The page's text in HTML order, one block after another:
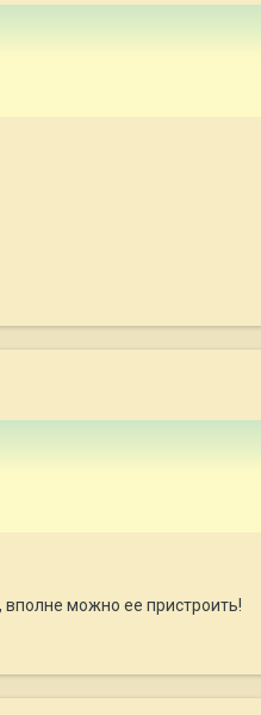
можно ее пристроить!